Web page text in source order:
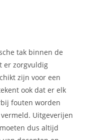
tak binnen de
er zorgvuldig
zijn voor een
ook dat er elk
fouten worden
Uitgeverijen
dus altijd